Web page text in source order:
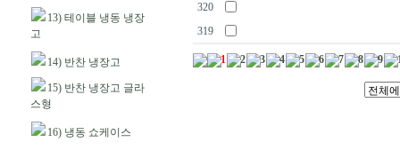
13) 테이블 냉동 냉장
고
14) 반찬 냉장고
15) 반찬 냉장고 글라
스형
16) 냉동 쇼케이스
320
319
1 2 3 4 5 6 7 8 9